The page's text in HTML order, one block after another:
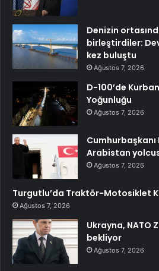
Denizin
birleştirdiler:
kez buluştu
Ağustos 7, 2026
D-100’de
Yoğunluğu
Ağustos 7, 2026
Cumhurbaşkanı
Arabistan
Ağustos 7, 2026
Turgutlu’da Traktör-Motosiklet
Ağustos 7, 2026
Ukrayna, NATO
bekliyor
Ağustos 7, 2026